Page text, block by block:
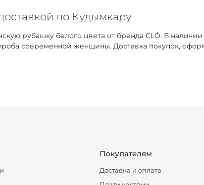
по Кудымкару
рубашку белого цвета от бренда CLÓ. В
современной женщины. Доставка покупок,
Покупателям
Доставка и оплата